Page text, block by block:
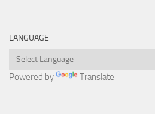
LANGUAGE
Powered by Translate